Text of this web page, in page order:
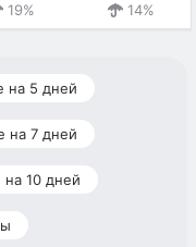
19%
14%
на 5 дней
на 7 дней
на 10 дней